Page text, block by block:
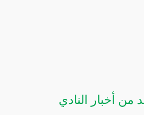
من أخبار النادي